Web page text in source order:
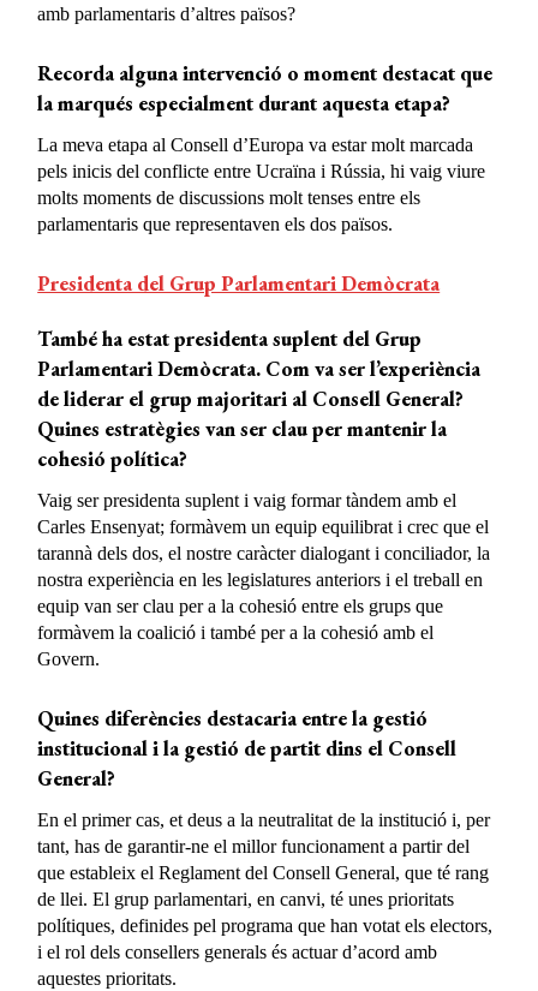
amb parlamentaris d’altres països?
Recorda alguna intervenció o moment destacat que
la marqués especialment durant aquesta etapa?
La meva etapa al Consell d’Europa va estar molt marcada
pels inicis del conflicte entre Ucraïna i Rússia, hi vaig viure
molts moments de discussions molt tenses entre els
parlamentaris que representaven els dos països.
Presidenta del Grup Parlamentari Demòcrata
També ha estat presidenta suplent del Grup
Parlamentari Demòcrata. Com va ser l’experiència
de liderar el grup majoritari al Consell General?
Quines estratègies van ser clau per mantenir la
cohesió política?
Vaig ser presidenta suplent i vaig formar tàndem amb el
Carles Ensenyat; formàvem un equip equilibrat i crec que el
tarannà dels dos, el nostre caràcter dialogant i conciliador, la
nostra experiència en les legislatures anteriors i el treball en
equip van ser clau per a la cohesió entre els grups que
formàvem la coalició i també per a la cohesió amb el
Govern.
Quines diferències destacaria entre la gestió
institucional i la gestió de partit dins el Consell
General?
En el primer cas, et deus a la neutralitat de la institució i, per
tant, has de garantir-ne el millor funcionament a partir del
que estableix el Reglament del Consell General, que té rang
de llei. El grup parlamentari, en canvi, té unes prioritats
polítiques, definides pel programa que han votat els electors,
i el rol dels consellers generals és actuar d’acord amb
aquestes prioritats.